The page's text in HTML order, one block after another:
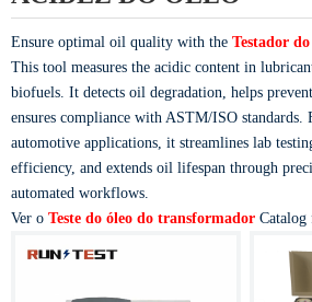
Ensure optimal oil quality with the Testador
This tool measures the acidic content in
biofuels. It detects oil degradation, helps
ensures compliance with ASTM/ISO standards.
automotive applications, it streamlines lab
efficiency, and extends oil lifespan through
automated workflows.
Ver o Teste do óleo do transformador Catalog